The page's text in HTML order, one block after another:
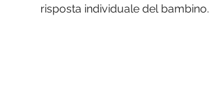
risposta individuale del bambino.